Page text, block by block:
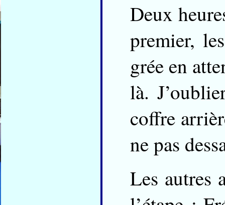
Deux
premier,
grée en
là.
coffre
ne pas
Les autres